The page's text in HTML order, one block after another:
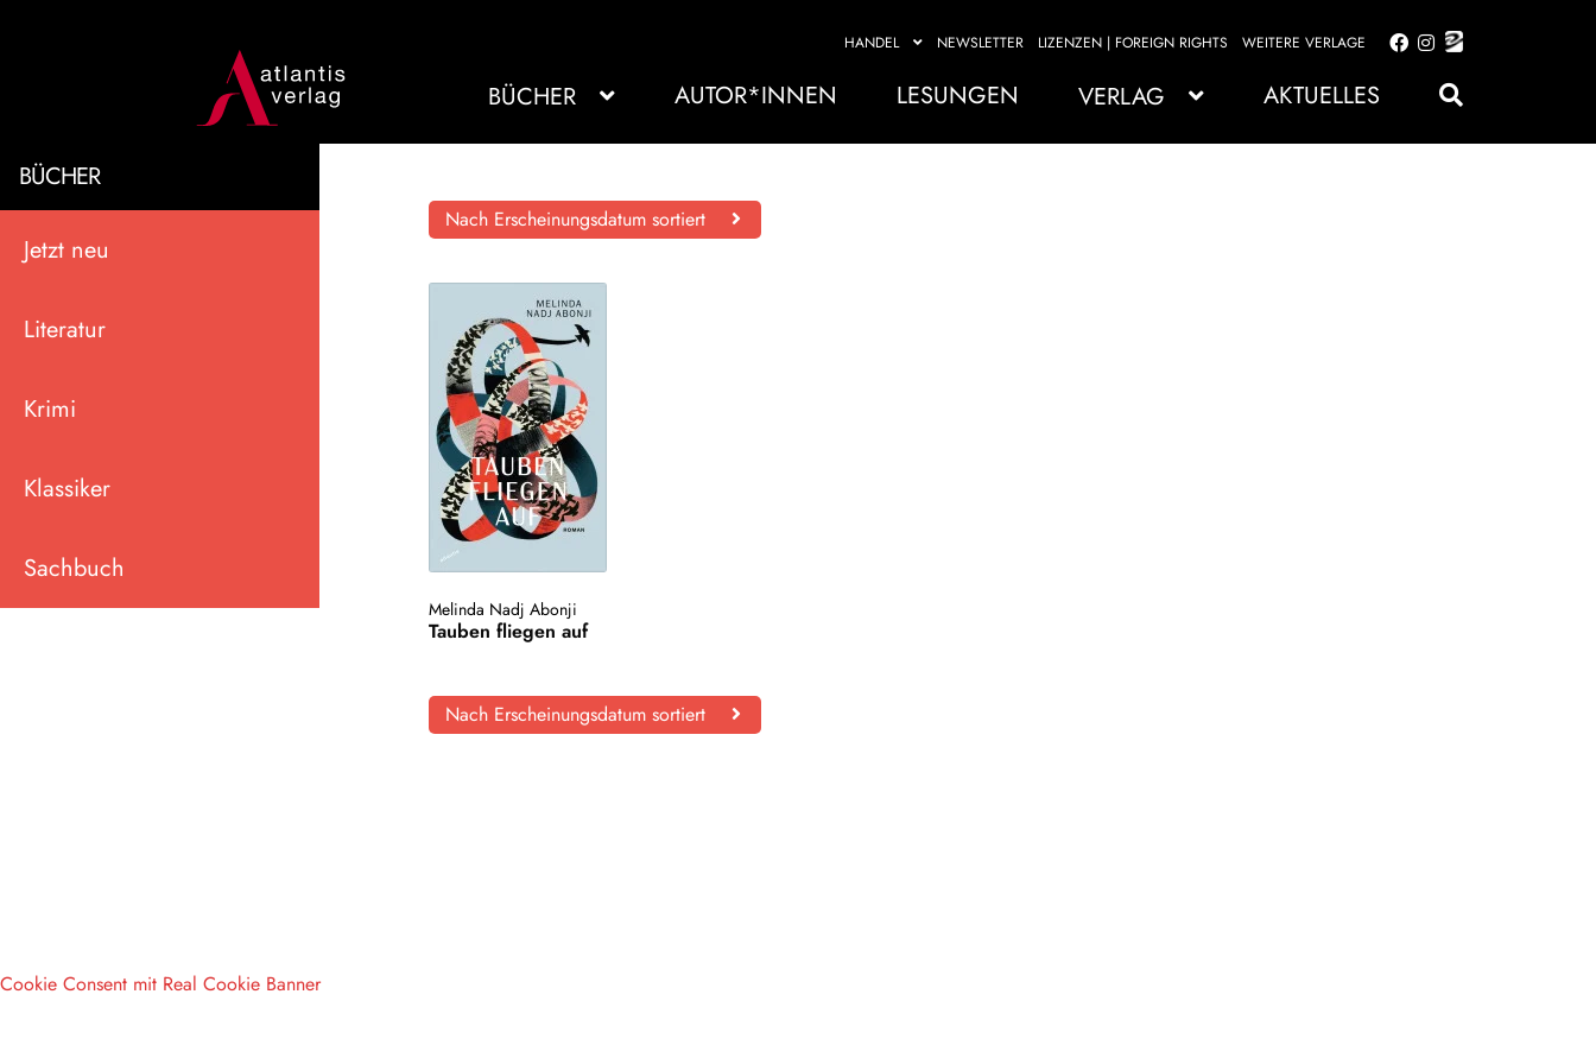
HANDEL NEWSLETTER LIZENZEN | FOREIGN RIGHTS WEITERE VERLAGE
Zur
springen
Zum
springen
BÜCHER AUTOR*INNEN LESUNGEN VERLAG AKTUELLES
BÜCHER
Jetzt neu
Literatur
Krimi
Klassiker
Sachbuch
Nach Erscheinungsdatum sortiert
Melinda Nadj Abonji
Tauben fliegen auf
Nach Erscheinungsdatum sortiert
Cookie Consent mit Real Cookie Banner